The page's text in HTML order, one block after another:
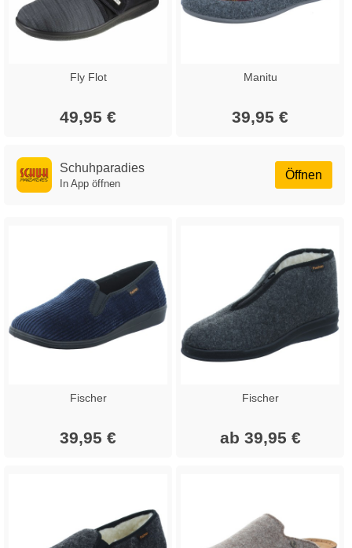
Fly Flot
49,95 €
Manitu
39,95 €
Öffnen
Schuhparadies
In App öffnen
Fischer
39,95 €
Fischer
ab 39,95 €